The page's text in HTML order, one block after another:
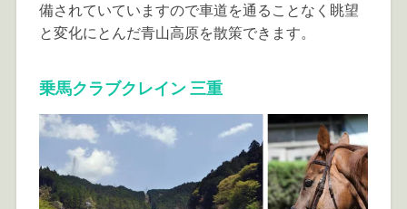
備されていていますので車道を通ることなく眺望
と変化にとんだ青山高原を散策できます。
乗馬クラブクレイン 三重